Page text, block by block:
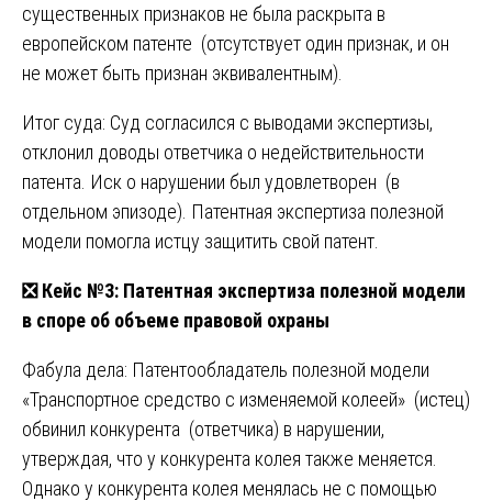
существенных признаков не была раскрыта в
европейском патенте (отсутствует один признак, и он
не может быть признан эквивалентным).
Итог суда: Суд согласился с выводами экспертизы,
отклонил доводы ответчика о недействительности
патента. Иск о нарушении был удовлетворен (в
отдельном эпизоде). Патентная экспертиза полезной
модели помогла истцу защитить свой патент.
❎Кейс №3: Патентная экспертиза полезной модели
в споре об объеме правовой охраны
Фабула дела: Патентообладатель полезной модели
«Транспортное средство с изменяемой колеей» (истец)
обвинил конкурента (ответчика) в нарушении,
утверждая, что у конкурента колея также меняется.
Однако у конкурента колея менялась не с помощью